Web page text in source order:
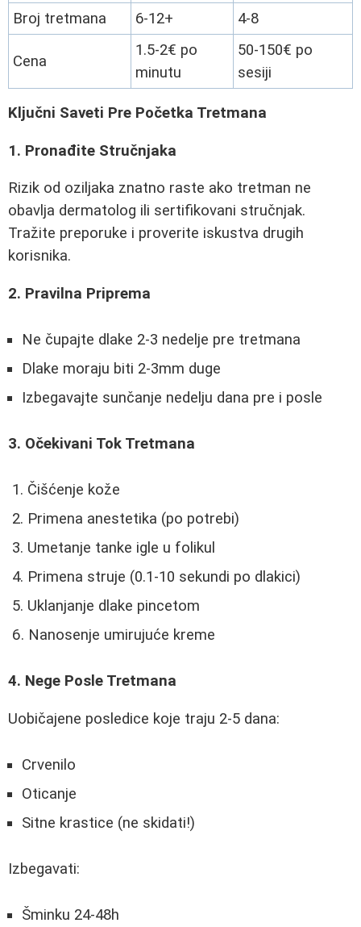
Broj tretmana
6-12+ 4-8
Cena
1.5-2€ po
minutu
50-150€ po
sesiji
Ključni Saveti Pre Početka Tretmana
1. Pronađite Stručnjaka
Rizik od oziljaka znatno raste ako tretman ne
obavlja dermatolog ili sertifikovani stručnjak.
Tražite preporuke i proverite iskustva drugih
korisnika.
2. Pravilna Priprema
Ne čupajte dlake 2-3 nedelje pre tretmana
Dlake moraju biti 2-3mm duge
Izbegavajte sunčanje nedelju dana pre i posle
3. Očekivani Tok Tretmana
Čišćenje kože
Primena anestetika (po potrebi)
Umetanje tanke igle u folikul
Primena struje (0.1-10 sekundi po dlakici)
Uklanjanje dlake pincetom
Nanosenje umirujuće kreme
4. Nege Posle Tretmana
Uobičajene posledice koje traju 2-5 dana:
Crvenilo
Oticanje
Sitne krastice (ne skidati!)
Izbegavati:
Šminku 24-48h